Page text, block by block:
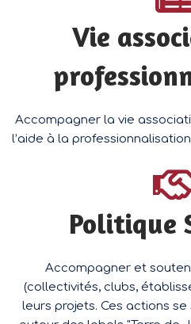
Vie
Accompagner la vie
l’aide à la
Politique
Accompagner et
(collectivités, clubs,
leurs projets. Ces actions